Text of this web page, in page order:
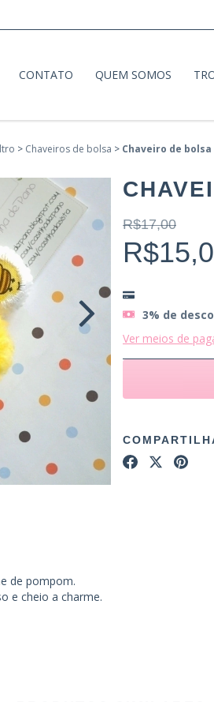
CONTATO QUEM SOMOS
> Chaveiros de bolsa > Chaveiro de
R$17,00
3% de
Ver meios de
de pompom.
e cheio a charme.